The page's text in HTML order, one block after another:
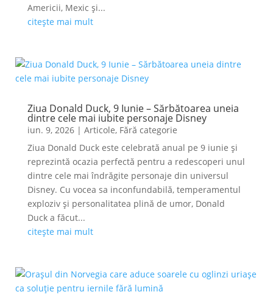
Americii, Mexic și...
citește mai mult
Ziua Donald Duck, 9 Iunie – Sărbătoarea uneia
dintre cele mai iubite personaje Disney
iun. 9, 2026| Articole, Fără categorie
Ziua Donald Duck este celebrată anual pe 9 iunie și
reprezintă ocazia perfectă pentru a redescoperi unul
dintre cele mai îndrăgite personaje din universul
Disney. Cu vocea sa inconfundabilă, temperamentul
exploziv și personalitatea plină de umor, Donald
Duck a făcut...
citește mai mult